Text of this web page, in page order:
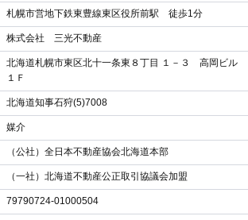
札幌市営地下鉄東豊線東区役所前駅 徒歩1分
株式会社 三光不動産
北海道札幌市東区北十一条東８丁目 １－３ 高岡ビル
１Ｆ
北海道知事石狩(5)7008
媒介
（公社）全日本不動産協会北海道本部
（一社）北海道不動産公正取引協議会加盟
79790724-01000504